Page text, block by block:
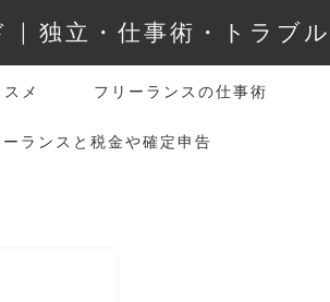
| 独立・仕事術・トラブ
メ フリーランスの仕事術
ーランスと税金や確定申告